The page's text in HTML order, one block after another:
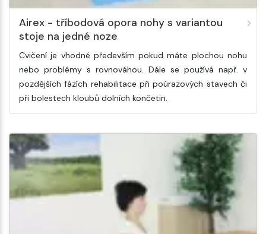
Airex - tříbodová opora nohy s variantou
stoje na jedné noze
Cvičení je vhodné především pokud máte plochou nohu
nebo problémy s rovnováhou. Dále se používá např. v
pozdějších fázích rehabilitace při poúrazových stavech či
při bolestech kloubů dolních končetin.